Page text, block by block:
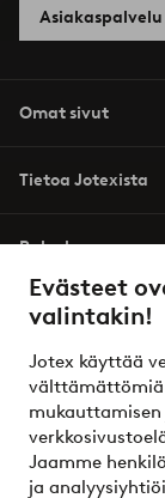
Evästeet
valintakin!
Jotex käyttää
välttämättömiä
mukauttamisen
Jaamme
ja
Asiakaspalvelu
Omat sivut
Tietoa Jotexista
Palvelumme
Ehdot
Ystävät